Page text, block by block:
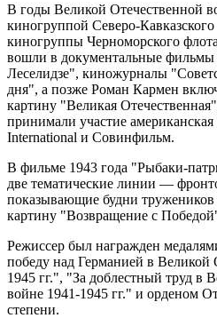
В годы Великой Отечественной
киногруппой Северо-
киногруппы Черноморского
вошли в документальные фильмы
Леселидзе", киножурналы
дня", а позже Роман Кармен
картину "Великая
принимали участие
International и Совинфильм.
В фильме 1943 года "Рыбаки-
две тематические линии —
показывающие будни тружеников
картину "Возвращение с
Режиссер был награжден
победу над Германией в Великой
1945 гг.", "За доблестный труд в
войне 1941-1945 гг." и орденом
степени.